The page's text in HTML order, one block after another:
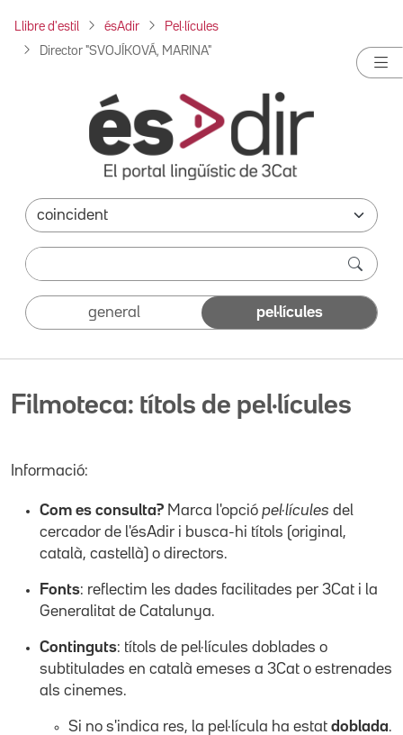
Llibre d'estil ésAdir Pel·lícules
Director "SVOJÍKOVÁ, MARINA"
general pel·lícules
Filmoteca: títols de pel·lícules
Informació:
Com es consulta? Marca l'opció pel·lícules del
cercador de l'ésAdir i busca-hi títols (original,
català, castellà) o directors.
Fonts: reflectim les dades facilitades per 3Cat i la
Generalitat de Catalunya.
Continguts: títols de pel·lícules doblades o
subtitulades en català emeses a 3Cat o estrenades
als cinemes.
Si no s'indica res, la pel·lícula ha estat doblada.